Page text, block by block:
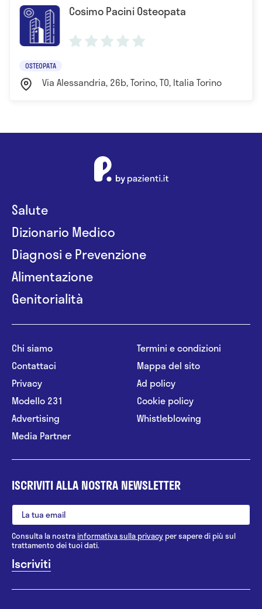
Cosimo Pacini Osteopata
OSTEOPATA
Via Alessandria, 26b, Torino, TO, Italia Torino
Salute
Dizionario Medico
Diagnosi e Prevenzione
Alimentazione
Genitorialità
Chi siamo
Contattaci
Privacy
Modello 231
Advertising
Media Partner
Termini e condizioni
Mappa del sito
Ad policy
Cookie policy
Whistleblowing
ISCRIVITI ALLA NOSTRA NEWSLETTER
Consulta la nostrainformativa sulla privacy per sapere di più sul
trattamento dei tuoi dati.